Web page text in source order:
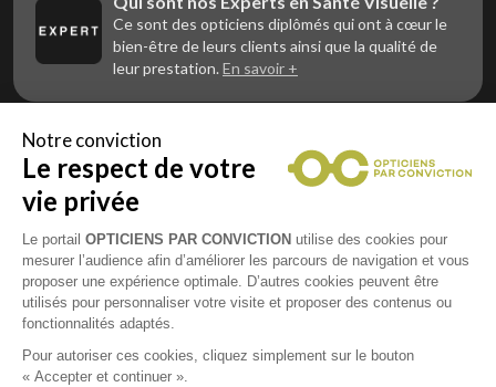
Ce sont des opticiens diplômés qui ont à cœur le
bien-être de leurs clients ainsi que la qualité de
leur prestation. En savoir +
Vous êtes un professionnel de la vue et
vous souhaitez nous rejoindre ?
Contactez Alliance Optic, la centrale d’achats et
d’accompagnement des opticiens indépendants
Notre conviction
Le respect de votre
vie privée
Le portail OPTICIENS PAR CONVICTION utilise des cookies pour
mesurer l’audience afin d’améliorer les parcours de navigation et vous
proposer une expérience optimale. D’autres cookies peuvent être
utilisés pour personnaliser votre visite et proposer des contenus ou
fonctionnalités adaptés.
Pour autoriser ces cookies, cliquez simplement sur le bouton
« Accepter et continuer ».